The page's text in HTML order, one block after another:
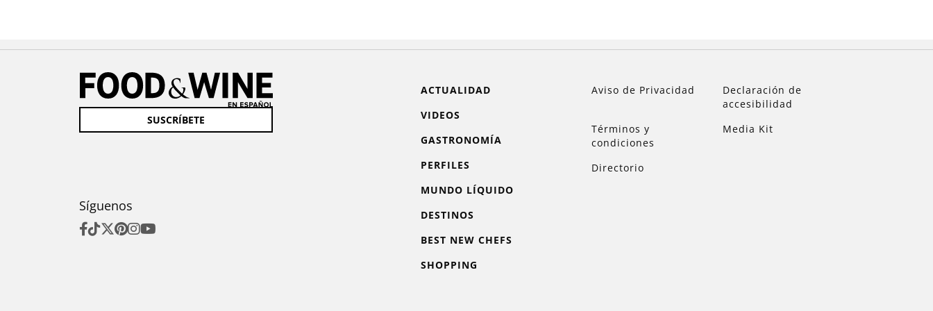
SUSCRÍBETE
Síguenos
ACTUALIDAD
VIDEOS
GASTRONOMÍA
PERFILES
MUNDO LÍQUIDO
DESTINOS
BEST NEW CHEFS
SHOPPING
Aviso de Privacidad
Declaración de
accesibilidad
Términos y
condiciones
Media Kit
Directorio